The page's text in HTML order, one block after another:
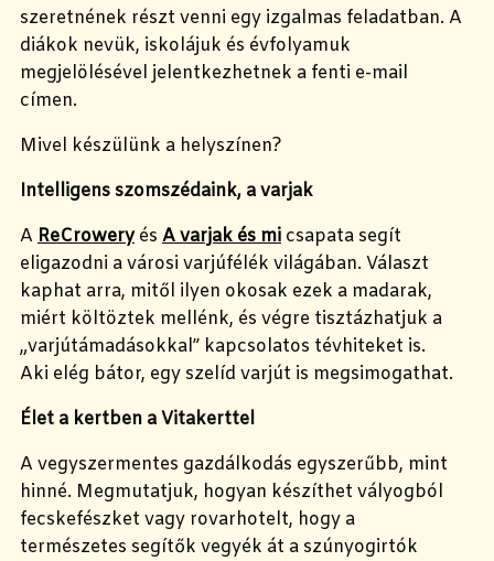
szeretnének részt venni egy izgalmas feladatban. A
diákok nevük, iskolájuk és évfolyamuk
megjelölésével jelentkezhetnek a fenti e-mail
címen.
Mivel készülünk a helyszínen?
Intelligens szomszédaink, a varjak
A ReCroweryés A varjak és mi csapata segít
eligazodni a városi varjúfélék világában. Választ
kaphat arra, mitől ilyen okosak ezek a madarak,
miért költöztek mellénk, és végre tisztázhatjuk a
„varjútámadásokkal” kapcsolatos tévhiteket is.
Aki elég bátor, egy szelíd varjút is megsimogathat.
Élet a kertben a Vitakerttel
A vegyszermentes gazdálkodás egyszerűbb, mint
hinné. Megmutatjuk, hogyan készíthet vályogból
fecskefészket vagy rovarhotelt, hogy a
természetes segítők vegyék át a szúnyogirtók